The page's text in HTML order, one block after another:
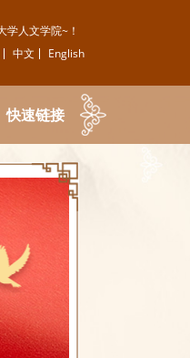
学人文学院~！
中文 English
快速链接